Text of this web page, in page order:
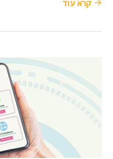
קרא עוד